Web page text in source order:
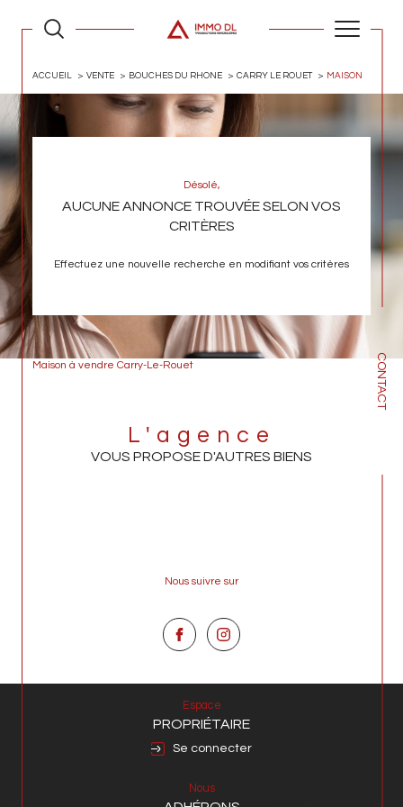
CONTACT
ACCUEIL VENTE BOUCHES DU RHONE CARRY LE ROUET MAISON
Désolé,
AUCUNE ANNONCE TROUVÉE SELON VOS
CRITÈRES
Effectuez une nouvelle recherche en modifiant vos critères
Maison à vendre Carry-Le-Rouet
L'agence
VOUS PROPOSE D'AUTRES BIENS
Nous suivre sur
Espace
PROPRIÉTAIRE
Se connecter
Nous